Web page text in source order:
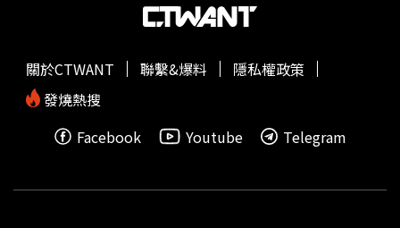
行摘除她頭上的后冠，讓現場觀眾一陣錯愕傻眼。茱莉聲稱
達席爾瓦不符合參賽資格，將后冠給了亞軍。（圖／翻攝自
Mrs Sri Lanka World節目畫面）達席爾瓦當下相當難堪氣到
離場。（圖／翻攝自Mrs Sri Lanka World節目畫面）當朱莉
將后冠摘下後，立刻往亞軍頭上戴，達席爾瓦當下相當難堪
她隨後透過社群媒體和記者會喊冤，指自己目前只是和丈夫
上屆冠軍兼現任「世界太太」的茱莉。（圖／翻攝自
關於CTWANT 聯繫&爆料
隱私權政策
發燒熱搜
Facebook
Youtube Telegram